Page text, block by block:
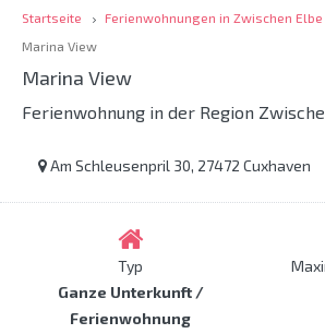
Startseite
Ferienwohnungen in Zwischen
Marina View
Marina View
Ferienwohnung in der Region
Am Schleusenpril 30, 27472 Cuxhaven
Typ
Ganze Unterkunft /
Ferienwohnung